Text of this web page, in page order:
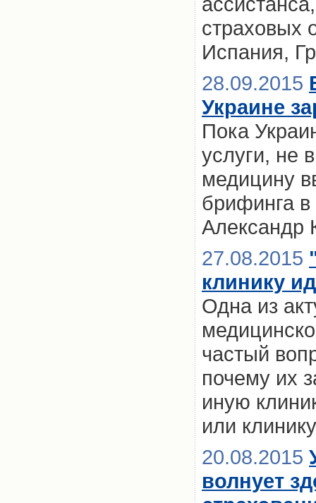
страховых
Испания,
28.09.2015
Украине
Пока
услуги, не
медицину
брифинга в
Александр
27.08.2015
клинику
Одна из
частый
почему их
иную
или
20.08.2015
волнует